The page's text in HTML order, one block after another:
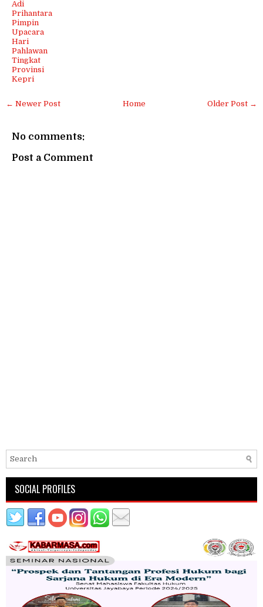
Adi
Prihantara
Pimpin
Upacara
Hari
Pahlawan
Tingkat
Provinsi
Kepri
← Newer Post Older Post →
Home
No comments:
Post a Comment
SOCIAL PROFILES